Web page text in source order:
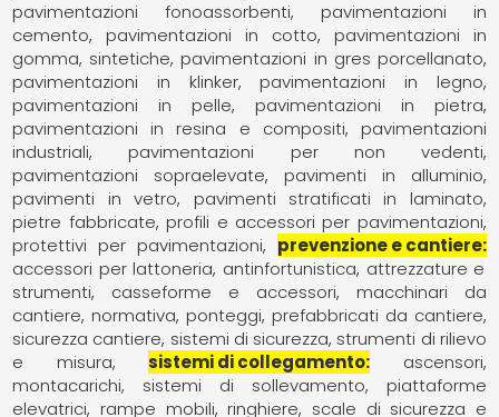
pavimentazioni fonoassorbenti
pavimentazioni in
cemento
pavimentazioni in cotto
pavimentazioni in
gomma, sintetiche pavimentazioni in gres porcellanato
pavimentazioni in klinker
pavimentazioni in legno
pavimentazioni in pelle
pavimentazioni in pietra
pavimentazioni in resina e compositi
pavimentazioni
industriali
pavimentazioni per non vedenti
pavimentazioni sopraelevate
pavimenti in alluminio
pavimenti in vetro
pavimenti stratificati in laminato
pietre fabbricate profili e accessori per pavimentazioni
protettivi per pavimentazioni
prevenzione e cantiere
accessori per lattoneria antinfortunistica attrezzature e
strumenti
casseforme e accessori
macchinari da
cantiere normativa ponteggi prefabbricati da cantiere
sicurezza cantiere sistemi di sicurezza strumenti di rilievo
e misura
sistemi di collegamento
ascensori
montacarichi, sistemi di sollevamento
piattaforme
elevatrici rampe mobili ringhiere
scale di sicurezza e